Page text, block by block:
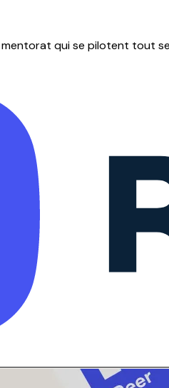
qui se pilotent tout